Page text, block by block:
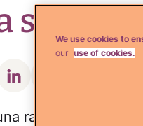
bebé
rabia inmensa.
We use cookies to
our use of cookies.